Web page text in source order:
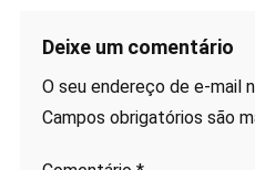
Deixe um comentário
O seu endereço de e-mail
Campos obrigatórios são